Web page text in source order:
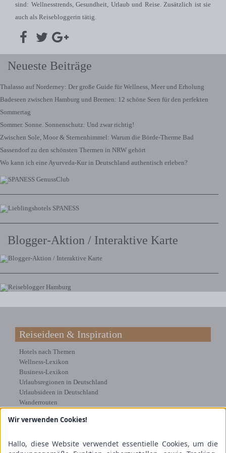
sind: Wellnesstrends, Gesundheit, Urlaub und Reise. Zusätzlich ist sie
auch als Reisebloggerin tätig.
Neueste Beiträge
Thalasso auf Norderney: Der große Guide für Wellness, Meer und Erholung
Badeseen zwischen Hamburg und Bremen: 12 schöne Seen für den perfekten
Sommertag
Sommer. Sonne. Sonnenschutz: Und zwar richtig!
Zwischen Sole, Moor & Sternenhimmel: Warum die Börde-Therme Bad
Sassendorf zu den schönsten Thermen in NRW gehört
Wo kann ich eine Ayurveda-Kur in Deutschland authentisch erleben?
Blogger-Aktion / Interaktive Karte
Reiseideen & Inspiration
Hotels nach Themen
Wellness-Lexikon
Business-Lexikon
Urlaubsregionen in Deutschland
Urlaubsideen in Deutschland
Wanderrouten
Kooperation & Zusammenarbeit
Kundenbereich
Wir verwenden Cookies!
Hallo, diese Website verwendet essentielle Cookies, um die